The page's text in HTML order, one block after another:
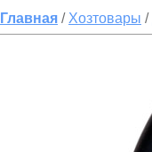
Главная / Хозтовары /